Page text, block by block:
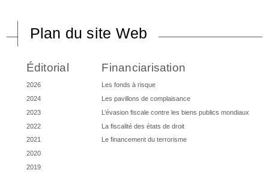
Plan du site Web
Éditorial
2026
2024
2023
2022
2021
2020
2019
Financiarisation
Les fonds à risque
Les pavillons de complaisance
L’évasion fiscale contre les biens publics mondiaux
La fiscalité des états de droit
Le financement du terrorisme